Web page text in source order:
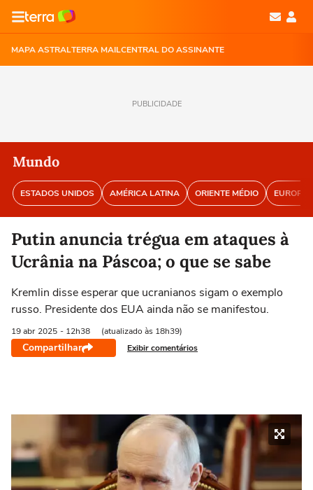
MAPA ASTRALTERRA MAILCENTRAL DO ASSINANTE
PUBLICIDADE
Mundo
ESTADOS UNIDOS AMÉRICA LATINA ORIENTE MÉDIO EUROPA
Putin anuncia trégua em ataques à
Ucrânia na Páscoa; o que se sabe
Kremlin disse esperar que ucranianos sigam o exemplo
russo. Presidente dos EUA ainda não se manifestou.
19 abr 2025 - 12h38 (atualizado às 18h39)
Compartilhar Exibir comentários